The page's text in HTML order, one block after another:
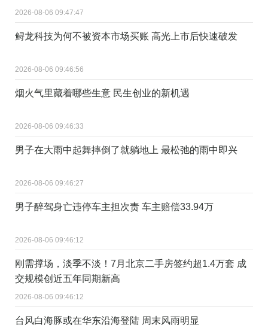
2026-08-06 09:47:47
鲟龙科技为何不被资本市场买账 高光上市后快速破发
2026-08-06 09:46:56
烟火气里藏着哪些生意 民生创业的新机遇
2026-08-06 09:46:33
男子在大雨中起舞摔倒了就躺地上 最松弛的雨中即兴
2026-08-06 09:46:27
男子醉驾身亡违停车主担次责 车主赔偿33.94万
2026-08-06 09:46:12
刚需撑场，淡季不淡！7月北京二手房签约超1.4万套 成
交规模创近五年同期新高
2026-08-06 09:46:12
台风白海豚或在华东沿海登陆 周末风雨明显